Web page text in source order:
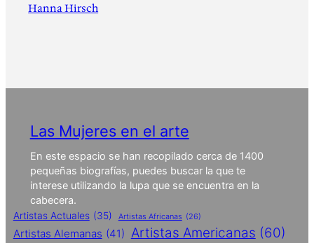
Hanna Hirsch
Las Mujeres en el arte
En este espacio se han recopilado cerca de 1400
pequeñas biografías, puedes buscar la que te
interese utilizando la lupa que se encuentra en la
cabecera.
Artistas Actuales (35) Artistas Africanas (26)
Artistas Alemanas (41) Artistas Americanas (60)